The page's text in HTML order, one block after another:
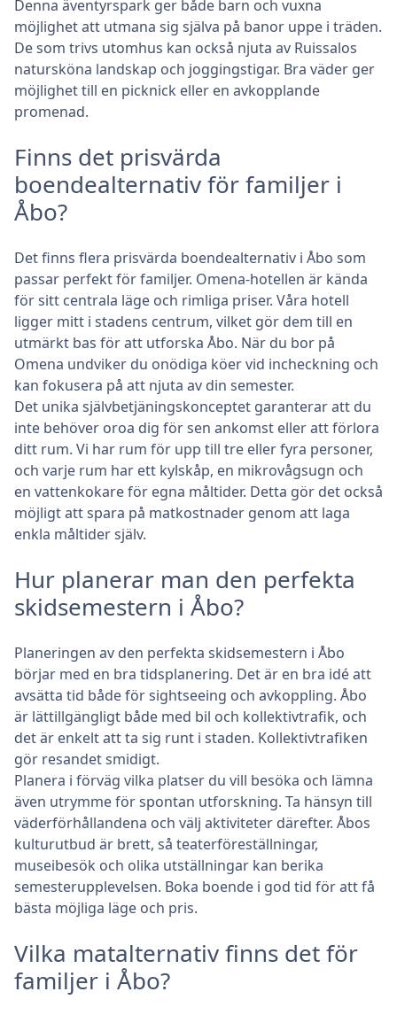
Denna äventyrspark ger både barn och vuxna
möjlighet att utmana sig själva på banor uppe i träden.
De som trivs utomhus kan också njuta av Ruissalos
natursköna landskap och joggingstigar. Bra väder ger
möjlighet till en picknick eller en avkopplande
promenad.
Finns det prisvärda
boendealternativ för familjer i
Åbo?
Det finns flera prisvärda boendealternativ i Åbo som
passar perfekt för familjer. Omena-hotellen är kända
för sitt centrala läge och rimliga priser. Våra hotell
ligger mitt i stadens centrum, vilket gör dem till en
utmärkt bas för att utforska Åbo. När du bor på
Omena undviker du onödiga köer vid incheckning och
kan fokusera på att njuta av din semester.
Det unika självbetjäningskonceptet garanterar att du
inte behöver oroa dig för sen ankomst eller att förlora
ditt rum. Vi har rum för upp till tre eller fyra personer,
och varje rum har ett kylskåp, en mikrovågsugn och
en vattenkokare för egna måltider. Detta gör det också
möjligt att spara på matkostnader genom att laga
enkla måltider själv.
Hur planerar man den perfekta
skidsemestern i Åbo?
Planeringen av den perfekta skidsemestern i Åbo
börjar med en bra tidsplanering. Det är en bra idé att
avsätta tid både för sightseeing och avkoppling. Åbo
är lättillgängligt både med bil och kollektivtrafik, och
det är enkelt att ta sig runt i staden. Kollektivtrafiken
gör resandet smidigt.
Planera i förväg vilka platser du vill besöka och lämna
även utrymme för spontan utforskning. Ta hänsyn till
väderförhållandena och välj aktiviteter därefter. Åbos
kulturutbud är brett, så teaterföreställningar,
museibesök och olika utställningar kan berika
semesterupplevelsen. Boka boende i god tid för att få
bästa möjliga läge och pris.
Vilka matalternativ finns det för
familjer i Åbo?